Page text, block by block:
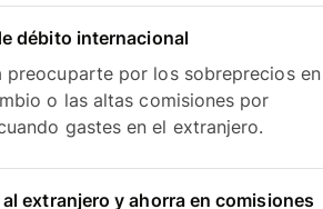
débito internacional
preocuparte por los sobreprecios en
o las altas comisiones por
gastes en el extranjero.
extranjero y ahorra en comisiones